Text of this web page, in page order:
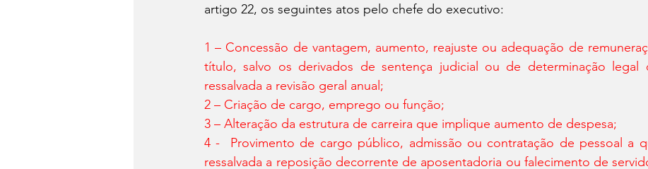
artigo 22, os seguintes atos pelo chefe do executivo:
1 – Concessão de vantagem, aumento, reajuste ou adequação de
título, salvo os derivados de sentença judicial ou de determinação legal
ressalvada a revisão geral anual;
2 – Criação de cargo, emprego ou função;
3 – Alteração da estrutura de carreira que implique aumento de despesa;
4 -  Provimento de cargo público, admissão ou contratação de pessoal a
ressalvada a reposição decorrente de aposentadoria ou falecimento de